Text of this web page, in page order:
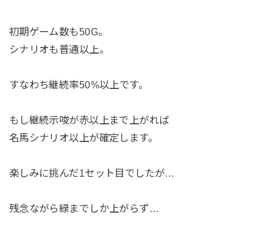
初期ゲーム数も50G。
シナリオも普通以上。
すなわち継続率50%以上です。
もし継続示唆が赤以上まで上がれば
名馬シナリオ以上が確定します。
楽しみに挑んだ1セット目でしたが…
残念ながら緑までしか上がらず…